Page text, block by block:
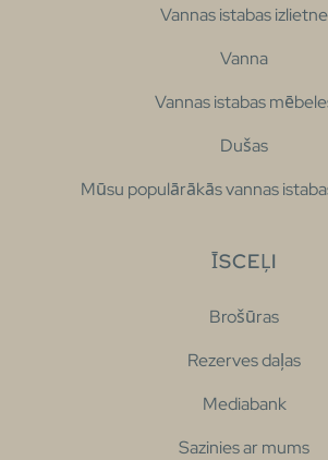
Vannas istabas izlietne
Vanna
Vannas istabas
Dušas
Mūsu populārākās vannas
ĪSCEĻI
Brošūras
Rezerves daļas
Mediabank
Sazinies ar mums